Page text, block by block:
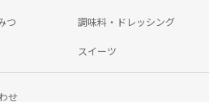
つ 調味料・ドレッシング
スイーツ
せ